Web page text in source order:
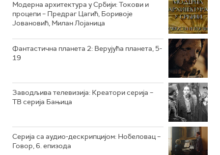
РТС КОЛО
Модерна архитектура у Србији: Токови и
процепи – Предраг Цагић, Боривоје
Јовановић, Милан Лојаница
Фантастична планета 2: Верујућа планета, 5-
19
Заводљива телевизија: Креатори серија –
ТВ серија Бањица
Серија са аудио-дескрипцијом: Нобеловац –
Говор, 6. епизода